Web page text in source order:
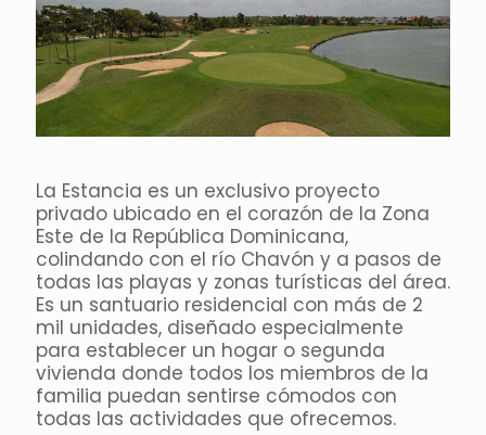
La Estancia es un exclusivo proyecto
privado ubicado en el corazón de la Zona
Este de la República Dominicana,
colindando con el río Chavón y a pasos de
todas las playas y zonas turísticas del área.
Es un santuario residencial con más de 2
mil unidades, diseñado especialmente
para establecer un hogar o segunda
vivienda donde todos los miembros de la
familia puedan sentirse cómodos con
todas las actividades que ofrecemos.